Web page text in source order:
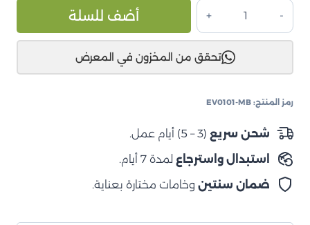
كمية
كانوبي
سمارت
Silverado
Sierra
1500
أضف للسلة
تحقق من المخزون في المعرض
رمز المنتج: EV0101-MB
شحن سريع (3 – 5) أيام عمل.
استبدال واسترجاع لمدة 7 أيام.
ضمان سنتين وخامات مختارة بعناية.